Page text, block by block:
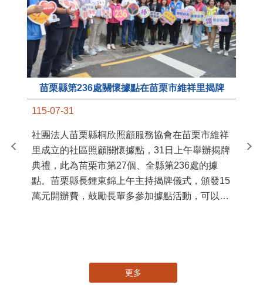
苗栗縣第236處關懷據點在苗栗市維祥里揭牌
115-07-31
社團法人苗栗縣桐欣照顧服務協會在苗栗市維祥
里成立的社區照顧關懷據點，31日上午舉辦揭牌
典禮，此為苗栗市第27個、全縣第236處的據
點。苗栗縣長鍾東錦上午主持揭牌儀式，頒發15
萬元開辦費，鼓勵長輩多參加據點活動，可以更
苗
更多